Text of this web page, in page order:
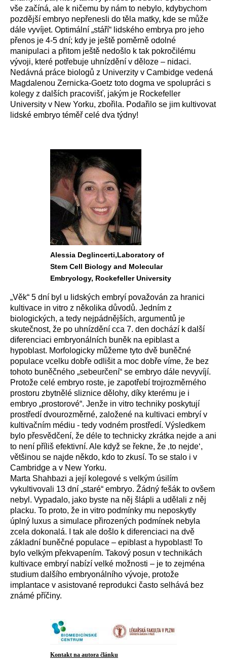
vše začíná, ale k ničemu by nám to nebylo, kdybychom
pozdější embryo nepřenesli do těla matky, kde se může
dále vyvíjet. Optimální „stáří“ lidského embrya pro jeho
přenos je 4-5 dní; kdy je ještě poměrně odolné
manipulaci a přitom ještě nedošlo k tak pokročilému
vývoji, které potřebuje uhnízdění v děloze – nidaci.
Nedávná práce biologů z Univerzity v Cambidge vedená
Magdalenou Zernicka-Goetz toto dogma ve spolupráci s
kolegy z dalších pracovišť, jakým je Rockefeller
University v New Yorku, zbořila. Podařilo se jim kultivovat
lidské embryo téměř celé dva týdny!
Alessia Deglincerti,Laboratory of
Stem Cell Biology and Molecular
Embryology, Rockefeller University
„Věk“ 5 dní byl u lidských embryí považován za hranici
kultivace in vitro z několika důvodů. Jedním z
biologických, a tedy nejpádnějších, argumentů je
skutečnost, že po uhnízdění cca 7. den dochází k další
diferenciaci embryonálních buněk na epiblast a
hypoblast. Morfologicky můžeme tyto dvě buněčné
populace vcelku dobře odlišit a moc dobře víme, že bez
tohoto buněčného „sebeurčení“ se embryo dále nevyvíjí.
Protože celé embryo roste, je zapotřebí trojrozměrného
prostoru zbytnělé sliznice dělohy, díky kterému je i
embryo „prostorové“. Jenže in vitro techniky poskytují
prostředí dvourozměrné, založené na kultivaci embryí v
kultivačním médiu - tedy vodném prostředí. Výsledkem
bylo přesvědčení, že déle to technicky zkrátka nejde a ani
to není příliš efektivní. Ale když se řekne, že ‚to nejde‘,
většinou se najde někdo, kdo to zkusí. To se stalo i v
Cambridge a v New Yorku.
Marta Shahbazi a její kolegové s velkým úsilím
vykultivovali 13 dní „staré“ embryo. Žádný fešák to ovšem
nebyl. Vypadalo, jako byste na něj šlápli a udělali z něj
placku. To proto, že in vitro podmínky mu neposkytly
úplný luxus a simulace přirozených podmínek nebyla
zcela dokonalá. I tak ale došlo k diferenciaci na dvě
základní buněčné populace – epiblast a hypoblast! To
bylo velkým překvapením. Takový posun v technikách
kultivace embryí nabízí velké možnosti – je to zejména
studium dalšího embryonálního vývoje, protože
implantace v asistované reprodukci často selhává bez
známé příčiny.
Kontakt na autora článku